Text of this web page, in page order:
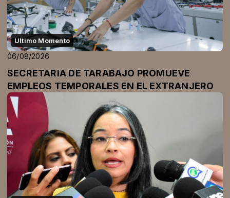
Ultimo Momento
06/08/2026
SECRETARIA DE TARABAJO PROMUEVE
EMPLEOS TEMPORALES EN EL EXTRANJERO